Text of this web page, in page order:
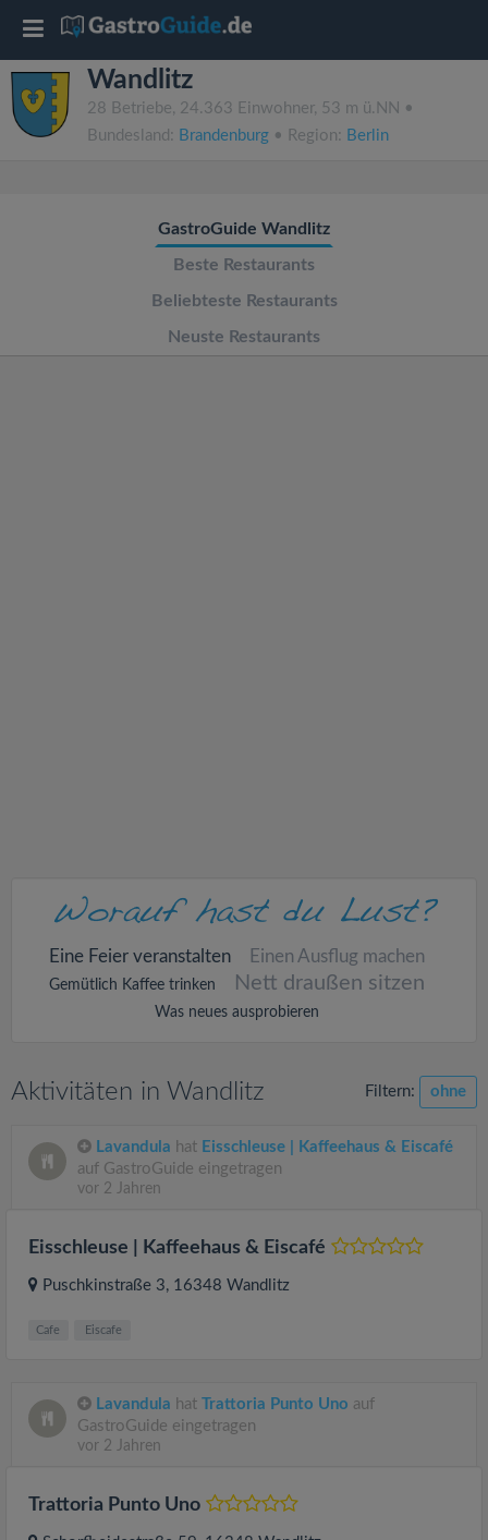
Wandlitz
28 Betriebe, 24.363 Einwohner, 53 m ü.NN •
Bundesland: Brandenburg • Region: Berlin
GastroGuide Wandlitz
Beste Restaurants
Beliebteste Restaurants
Neuste Restaurants
Eine Feier veranstalten Einen Ausflug machen
Gemütlich Kaffee trinken Nett draußen sitzen
Was neues ausprobieren
Aktivitäten in Wandlitz Filtern: ohne
Lavandula hat Eisschleuse | Kaffeehaus & Eiscafé
auf GastroGuide eingetragen
vor 2 Jahren
Eisschleuse | Kaffeehaus & Eiscafé
Puschkinstraße 3, 16348 Wandlitz
Cafe Eiscafe
Lavandula hat Trattoria Punto Uno auf
GastroGuide eingetragen
vor 2 Jahren
Trattoria Punto Uno
T
o
g